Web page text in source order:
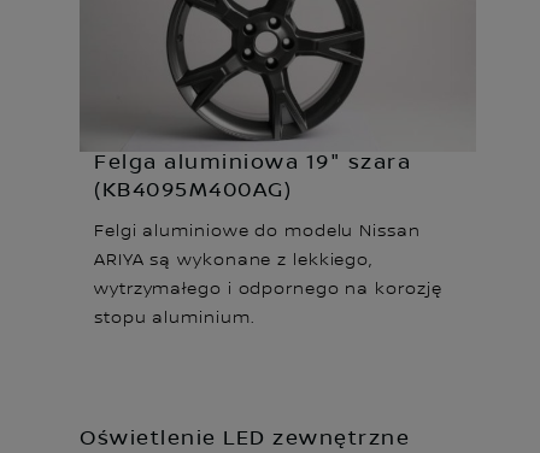
Felga aluminiowa 19" szara
(KB4095M400AG)
Felgi aluminiowe do modelu Nissan
ARIYA są wykonane z lekkiego,
wytrzymałego i odpornego na korozję
stopu aluminium.
Oświetlenie LED zewnętrzne